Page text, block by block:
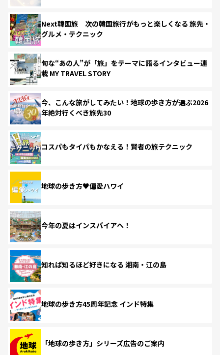
Next韓国旅 次の韓国旅行がもっと楽しくなる 旅先・
グルメ・テクニック
旬な“あの人”が「旅」をテーマに語るインタビュー連
載 MY TRAVEL STORY
今、こんな旅がしてみたい！地球の歩き方が選ぶ2026
年絶対行くべき旅先30
コスパもタイパもかなえる！賢者の旅テクニック
地球の歩き方♥偏愛ハワイ
今年の夏はインスパイアへ！
知れば知るほど好きになる 湘南・江の島
地球の歩き方45周年記念 インド特集
「地球の歩き方」シリーズ広告のご案内